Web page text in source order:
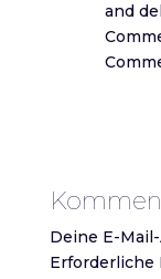
and
Deine E-
Erforderliche